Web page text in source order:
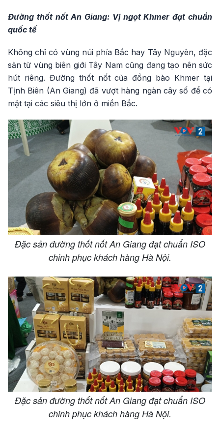
Đường thốt nốt An Giang: Vị ngọt Khmer đạt chuẩn
quốc tế
Không chỉ có vùng núi phía Bắc hay Tây Nguyên, đặc
sản từ vùng biên giới Tây Nam cũng đang tạo nên sức
hút riêng. Đường thốt nốt của đồng bào Khmer tại
Tịnh Biên (An Giang) đã vượt hàng ngàn cây số để có
mặt tại các siêu thị lớn ở miền Bắc.
Đặc sản đường thốt nốt An Giang đạt chuẩn ISO
chinh phục khách hàng Hà Nội.
Đặc sản đường thốt nốt An Giang đạt chuẩn ISO
chinh phục khách hàng Hà Nội.